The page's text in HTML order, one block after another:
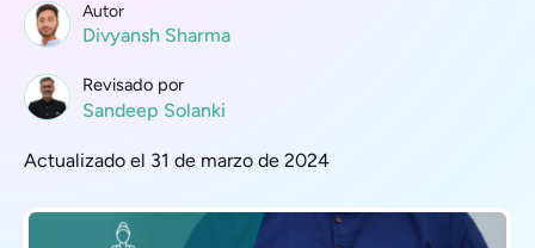
Autor
Divyansh Sharma
Revisado por
Sandeep Solanki
Actualizado el 31 de marzo de 2024